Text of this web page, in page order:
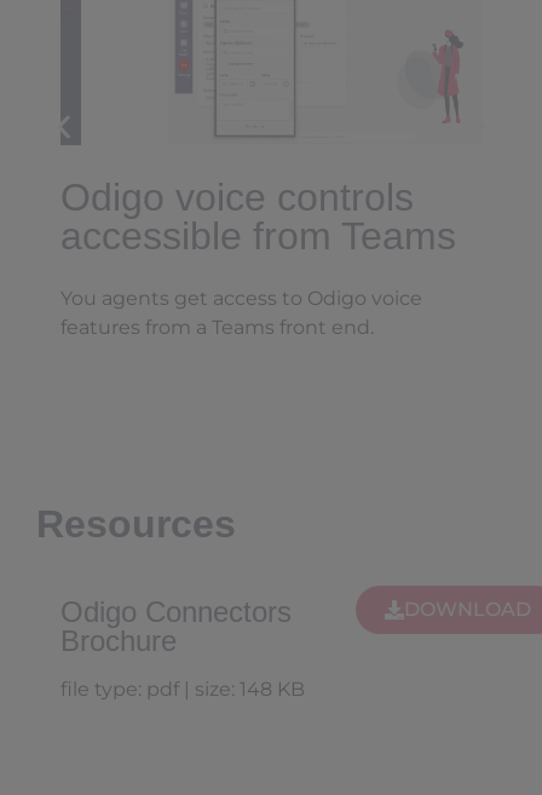
Odigo voice controls
accessible from Teams
You agents get access to Odigo voice
features from a Teams front end.
Resources
Odigo Connectors
Brochure
file type: pdf | size: 148 KB
DOWNLOAD